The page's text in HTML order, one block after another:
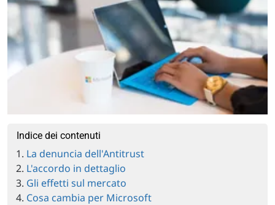
Indice dei contenuti
La denuncia dell'Antitrust
L'accordo in dettaglio
Gli effetti sul mercato
Cosa cambia per Microsoft